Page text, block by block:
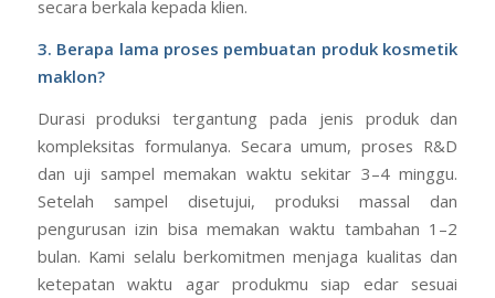
secara berkala kepada klien.
3. Berapa lama proses pembuatan produk kosmetik
maklon?
Durasi produksi tergantung pada jenis produk dan
kompleksitas formulanya. Secara umum, proses R&D
dan uji sampel memakan waktu sekitar 3–4 minggu.
Setelah sampel disetujui, produksi massal dan
pengurusan izin bisa memakan waktu tambahan 1–2
bulan. Kami selalu berkomitmen menjaga kualitas dan
ketepatan waktu agar produkmu siap edar sesuai